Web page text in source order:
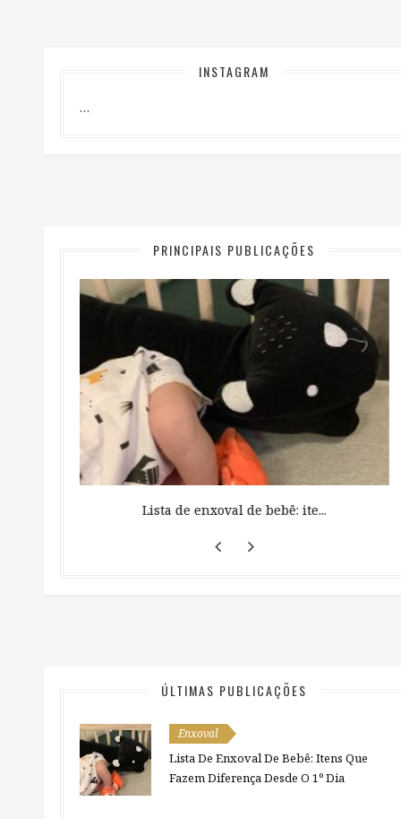
INSTAGRAM
…
PRINCIPAIS PUBLICAÇÕES
Lista de enxoval de bebê: ite...
ÚLTIMAS PUBLICAÇÕES
Enxoval
Lista De Enxoval De Bebê: Itens Que
Fazem Diferença Desde O 1º Dia